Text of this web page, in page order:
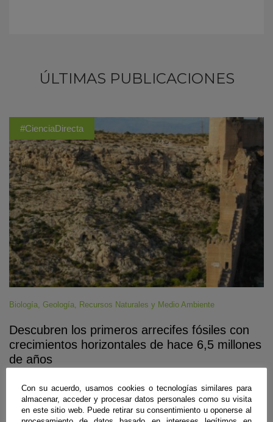
ÚLTIMAS PUBLICACIONES
#CienciaDirecta
Biología, Geología, Recursos Naturales y Medio Ambiente
Descubren los primeros arrecifes fósiles con
crecimientos horizontales de hace 6,5 millones
de años
Investigadores de las universidades de Almería y Granada han
identificado en varios puntos cercanos a la capital almeriense
Con su acuerdo, usamos cookies o tecnologías similares para
almacenar, acceder y procesar datos personales como su visita
en este sitio web. Puede retirar su consentimiento u oponerse al